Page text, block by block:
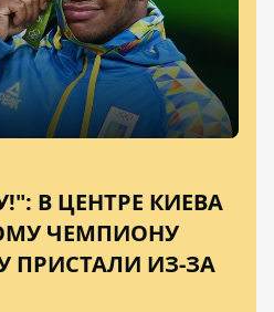
В ЦЕНТРЕ КИЕВА
ЧЕМПИОНУ
ПРИСТАЛИ ИЗ-ЗА